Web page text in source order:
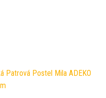
Patrová Postel Mila ADEKO